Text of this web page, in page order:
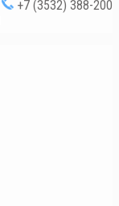
+7 (3532) 388-200